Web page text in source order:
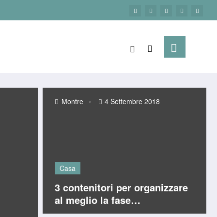
Grey 10 Gennaio 2023
Casa
3 contenitori per organizzare
al meglio la fase
dell’imballaggio durante il
Montre 4 Settembre 2018